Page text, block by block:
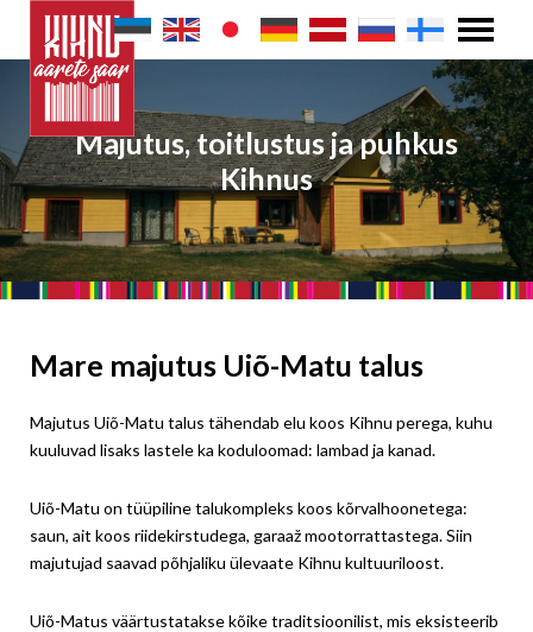
Majutus, toitlustus ja puhkus
Kihnus
Mare majutus Uiõ-Matu talus
Majutus Uiõ-Matu talus tähendab elu koos Kihnu perega, kuhu
kuuluvad lisaks lastele ka koduloomad: lambad ja kanad.
Uiõ-Matu on tüüpiline talukompleks koos kõrvalhoonetega:
saun, ait koos riidekirstudega, garaaž mootorrattastega. Siin
majutujad saavad põhjaliku ülevaate Kihnu kultuuriloost.
Uiõ-Matus väärtustatakse kõike traditsioonilist, mis eksisteerib